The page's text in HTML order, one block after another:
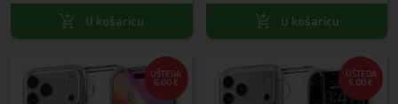
U košaricu U košaricu
UŠTEDA
6,00 €
UŠTEDA
5,00 €